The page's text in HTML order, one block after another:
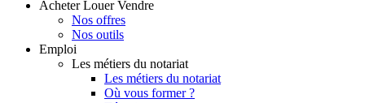
Acheter Louer Vendre
Nos offres
Nos outils
Emploi
Les métiers du notariat
Les métiers du notariat
Où vous former ?